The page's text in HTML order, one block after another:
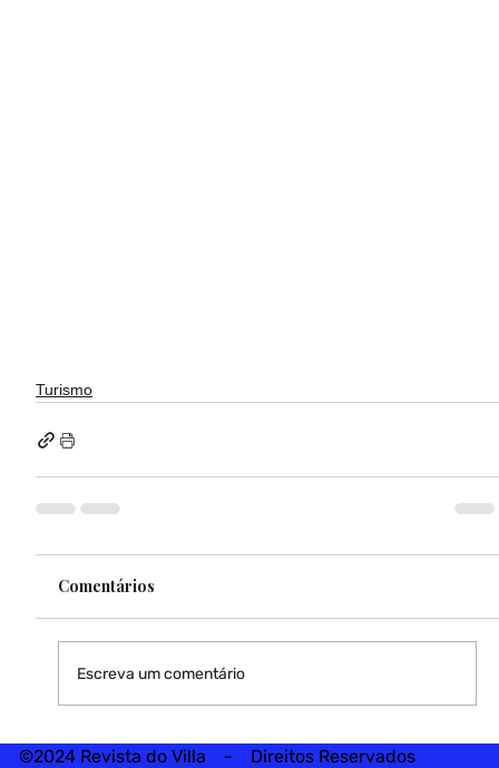
Turismo
Comentários
Escreva um comentário
©2024 Revista do Villa - Direitos Reservados